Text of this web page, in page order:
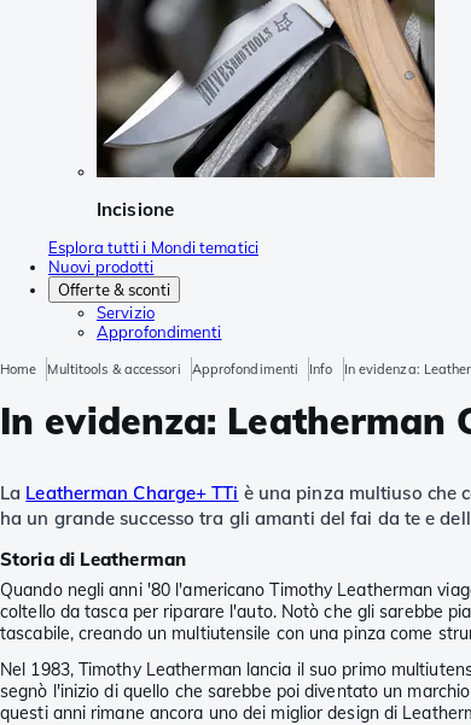
Incisione
Esplora tutti i Mondi tematici
Nuovi prodotti
Offerte & sconti
Servizio
Approfondimenti
Home Multitools & accessori Approfondimenti Info In evidenza:
In evidenza: Leatherman
La Leatherman Charge+ TTi è una pinza multiuso che
ha un grande successo tra gli amanti del fai da te e
Storia di Leatherman
Quando negli anni '80 l'americano Timothy Leatherman
coltello da tasca per riparare l'auto. Notò che gli sarebbe
tascabile, creando un multiutensile con una pinza come
Nel 1983, Timothy Leatherman lancia il suo primo
segnò l'inizio di quello che sarebbe poi diventato un
questi anni rimane ancora uno dei miglior design di